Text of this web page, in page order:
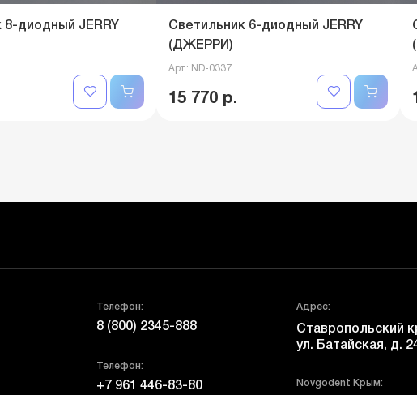
8-диодный JERRY
Светильник 6-диодный JERRY
(ДЖЕРРИ)
Арт.: ND-0337
15 770 р.
Телефон:
8 (800) 2345-888
Телефон:
+7 961 446-83-80
Адрес:
Ставропольский
ул. Батайская, д.
Novgodent Крым: